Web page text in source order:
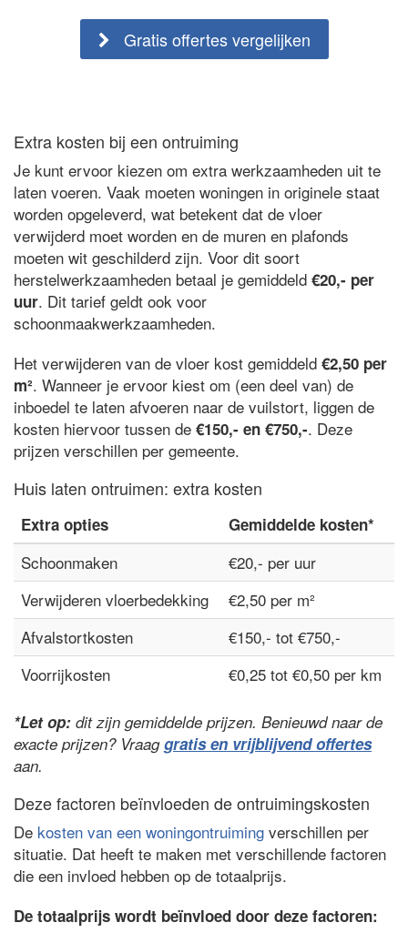
Gratis offertes vergelijken
Extra kosten bij een ontruiming
Je kunt ervoor kiezen om extra werkzaamheden uit te
laten voeren. Vaak moeten woningen in originele staat
worden opgeleverd, wat betekent dat de vloer
verwijderd moet worden en de muren en plafonds
moeten wit geschilderd zijn. Voor dit soort
herstelwerkzaamheden betaal je gemiddeld €20,- per
uur. Dit tarief geldt ook voor
schoonmaakwerkzaamheden.
Het verwijderen van de vloer kost gemiddeld €2,50 per
m². Wanneer je ervoor kiest om (een deel van) de
inboedel te laten afvoeren naar de vuilstort, liggen de
kosten hiervoor tussen de €150,- en €750,-. Deze
prijzen verschillen per gemeente.
Huis laten ontruimen: extra kosten
Extra opties Gemiddelde kosten*
Schoonmaken
€20,- per uur
Verwijderen vloerbedekking
€2,50 per m²
Afvalstortkosten
€150,- tot €750,-
Voorrijkosten
€0,25 tot €0,50 per km
*Let op: dit zijn gemiddelde prijzen. Benieuwd naar de
exacte prijzen? Vraaggratis en vrijblijvend offertes
aan.
Deze factoren beïnvloeden de ontruimingskosten
De kosten van een woningontruiming verschillen per
situatie. Dat heeft te maken met verschillende factoren
die een invloed hebben op de totaalprijs.
De totaalprijs wordt beïnvloed door deze factoren: